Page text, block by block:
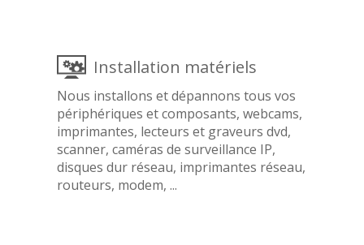
Installation matériels
Nous installons et dépannons tous vos
périphériques et composants, webcams,
imprimantes, lecteurs et graveurs dvd,
scanner, caméras de surveillance IP,
disques dur réseau, imprimantes réseau,
routeurs, modem, ...